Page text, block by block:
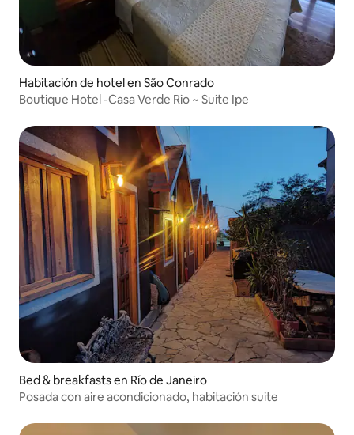
Habitación de hotel en São Conrado
Boutique Hotel -Casa Verde Rio ~ Suite Ipe
Bed & breakfasts en Río de Janeiro
Posada con aire acondicionado, habitación suite